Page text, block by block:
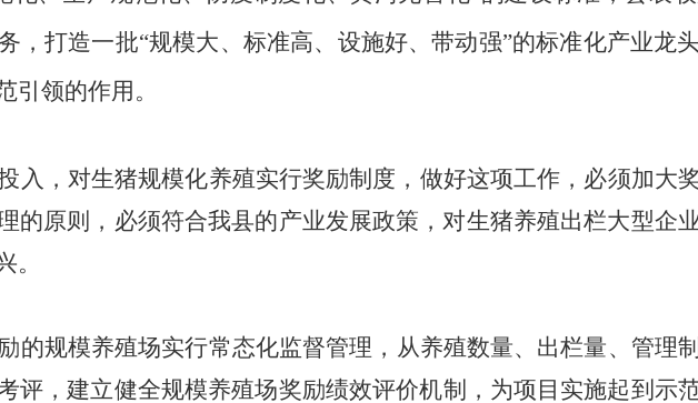
，打造一批“规模大、标准高、设施好、带动强”的标准化产业龙
领的作用。
入，对生猪规模化养殖实行奖励制度，做好这项工作，必须加大
的原则， 必须符合我县的产业发展政策，对生猪养殖出栏大型企
。
的规模养殖场实行常态化监督管理， 从养殖数量、出栏量、管理制
评，建立健全规模养殖场奖励绩效评价机制 ，为项目实施起到示